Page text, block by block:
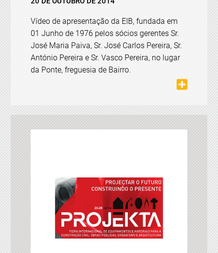
Vídeo de apresentação da EIB, fundada em
01 Junho de 1976 pelos sócios gerentes Sr.
José Maria Paiva, Sr. José Carlos Pereira, Sr.
António Pereira e Sr. Vasco Pereira, no lugar
da Ponte, freguesia de Bairro.